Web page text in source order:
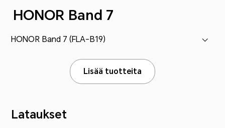
HONOR Band 7
HONOR Band 7 (FLA-B19)
Lisää tuotteita
Lataukset